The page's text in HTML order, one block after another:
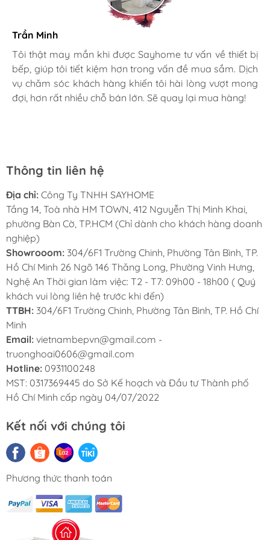
Tiết kiệm điện năng và vận hành êm ái nhờ
công nghệ Inverter
Tủ lạnh Hitachi HRTN6379SGBKVNđược
suất hoạt động dựa trên nhiệt độ thực tế và
ổn định và giảm thiểu tiêu thụ điện năng.
Công nghệ này không chỉ giúp bảo quản thực
phẩm hiệu quả mà còn giúp giảm chi phí điện
hàng tháng
Cảm biến kép Dual Sense duy trì độ tươi ngon
của thực phẩm
Cảm biến kép Dual Sense được tích hợp
trong tủ lạnh, giúp giám sát và điều chỉnh
nhiệt độ độc lập cho từng ngăn. Hệ thống này
giúp duy trì nhiệt độ lý tưởng cho mỗi loại
thực phẩm, từ đó giữ thực phẩm tươi ngon
Gia đình bác sĩ X.A
Mình rất mê cách nhân viên tư vấn, chăm sóc khách tận
tình, chu đáo tại Sayhome. Mình đã mua 2 máy rửa bát
cho mình và bố mẹ chồng,chất lượng ổn định. Ở đây có
Trần Minh
Tôi thật may mắn khi được Sayhome tư vấn về thiết bị
bếp, giúp tôi tiết kiệm hơn trong vấn đề mua sắm. Dịch
vụ chăm sóc khách hàng khiến tôi hài lòng vượt mong
đợi, hơn rất nhiều chỗ bán lớn. Sẽ quay lại mua hàng!
Thông tin liên hệ
Địa chỉ: Công Ty TNHH SAYHOME
Tầng 14, Toà nhà HM TOWN, 412 Nguyễn Thị Minh Khai,
phường Bàn Cờ, TP.HCM (Chỉ dành cho khách hàng doanh
nghiệp)
Showrooom: 304/6F1 Trường Chinh, Phường Tân Bình, TP.
Hồ Chí Minh 26 Ngõ 146 Thăng Long, Phường Vinh Hưng,
Nghệ An Thời gian làm việc: T2 - T7: 09h00 - 18h00 ( Quý
khách vui lòng liên hệ trước khi đến)
TTBH: 304/6F1 Trường Chinh, Phường Tân Bình, TP. Hồ Chí
Minh
Email: vietnambepvn@gmail.com -
truonghoai0606@gmail.com
Hotline: 0931100248
MST: 0317369445 do Sở Kế hoạch và Đầu tư Thành phố
Hồ Chí Minh cấp ngày 04/07/2022
Kết nối với chúng tôi
Phương thức thanh toán